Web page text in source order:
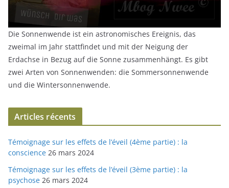
Die Sonnenwende ist ein astronomisches Ereignis, das
zweimal im Jahr stattfindet und mit der Neigung der
Erdachse in Bezug auf die Sonne zusammenhängt. Es gibt
zwei Arten von Sonnenwenden: die Sommersonnenwende
und die Wintersonnenwende.
Articles récents
Témoignage sur les effets de l’éveil (4ème partie) : la
conscience 26 mars 2024
Témoignage sur les effets de l’éveil (3ème partie) : la
psychose 26 mars 2024